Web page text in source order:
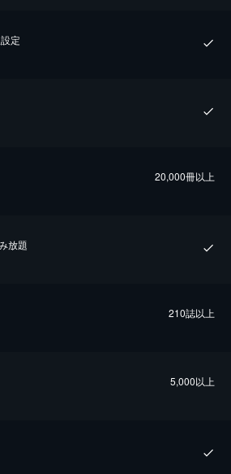
定
20,000冊以上
放題
210誌以上
5,000以上